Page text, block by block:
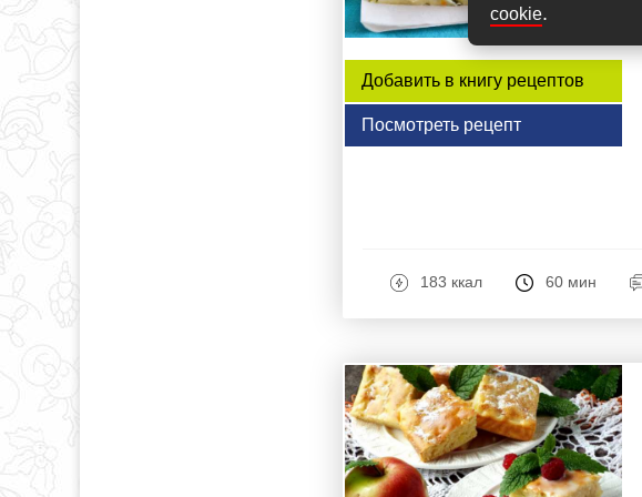
cookie.
Добавить в книгу рецептов
Посмотреть рецепт
183 ккал 60 мин